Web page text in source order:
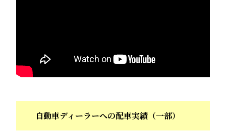
自動車ディーラーへの配車実績（一部）